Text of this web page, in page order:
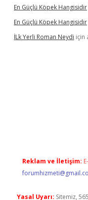
En Güçlü Köpek Hangisidir
En Güçlü Köpek Hangisidir
İLk Yerli Roman Neydi için
Reklam ve İletişim:
Yasal Uyarı: Sitemiz,